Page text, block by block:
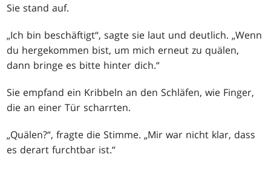
Sie stand auf.
„Ich bin beschäftigt“, sagte sie laut und deutlich. „Wenn
du hergekommen bist, um mich erneut zu quälen,
dann bringe es bitte hinter dich.“
Sie empfand ein Kribbeln an den Schläfen, wie Finger,
die an einer Tür scharrten.
„Quälen?“, fragte die Stimme. „Mir war nicht klar, dass
es derart furchtbar ist.“